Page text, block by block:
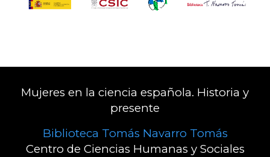
Mujeres en la ciencia española. Historia y
presente
Biblioteca Tomás Navarro Tomás
Centro de Ciencias Humanas y Sociales